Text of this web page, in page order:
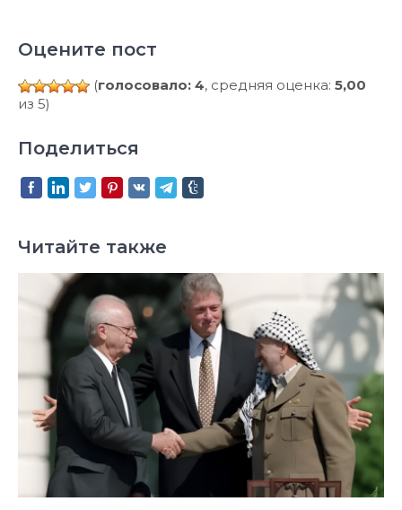
Оцените пост
(голосовало: 4, средняя оценка: 5,00
из 5)
Поделиться
Читайте также